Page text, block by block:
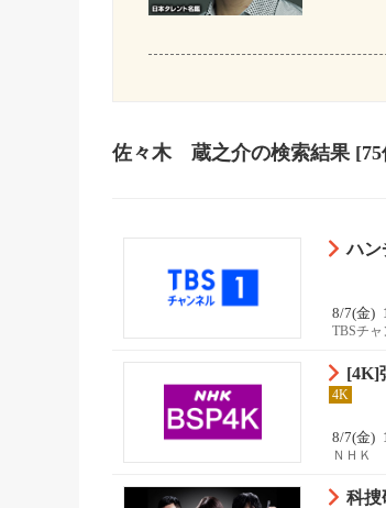
佐々木 蔵之介の検索結果
ハン
8/7(金)
TBSチ
[4K]
4K
8/7(金)
ＮＨＫ
科捜